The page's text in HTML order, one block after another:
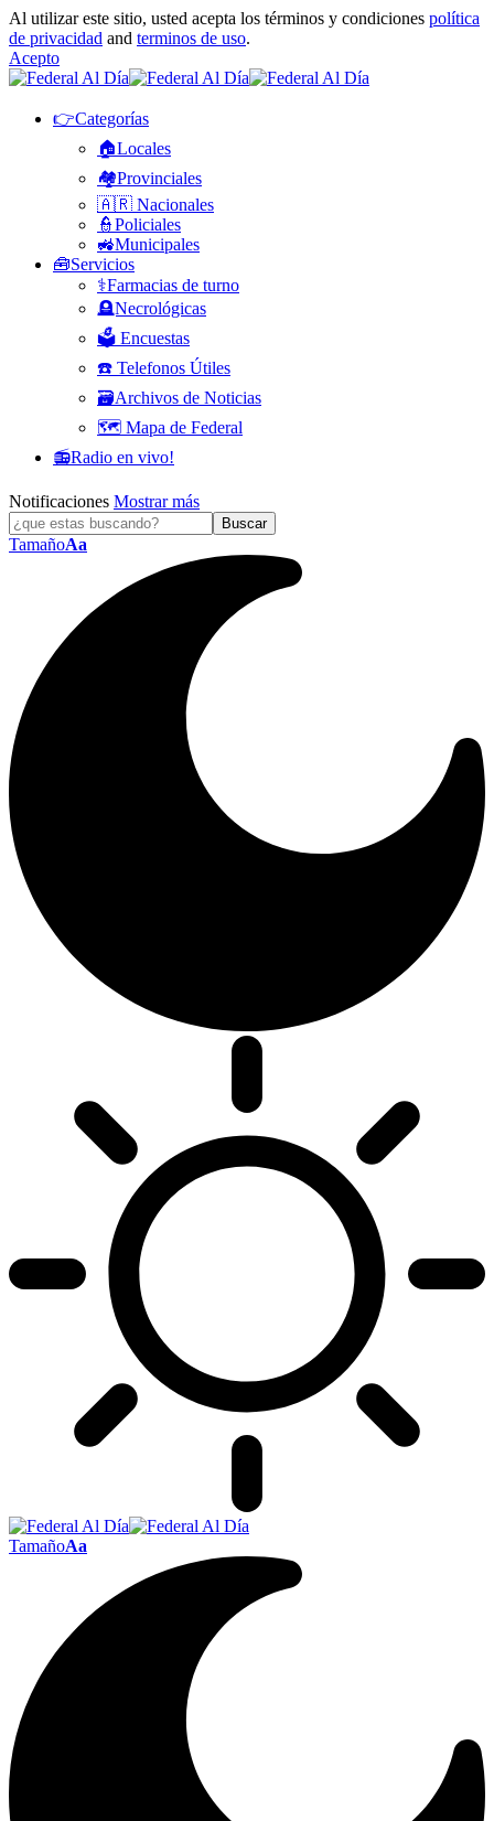
Al utilizar este sitio, usted acepta los términos y condiciones política
de privacidad and terminos de uso.
Acepto
👉Categorías
🏠Locales
🏘️Provinciales
🇦🇷 Nacionales
👮Policiales
🚜Municipales
🧰Servicios
⚕️Farmacias de turno
🪦Necrológicas
🗳️ Encuestas
☎️ Telefonos Útiles
🗃️Archivos de Noticias
🗺️ Mapa de Federal
📻Radio en vivo!
Notificaciones Mostrar más
TamañoAa
TamañoAa